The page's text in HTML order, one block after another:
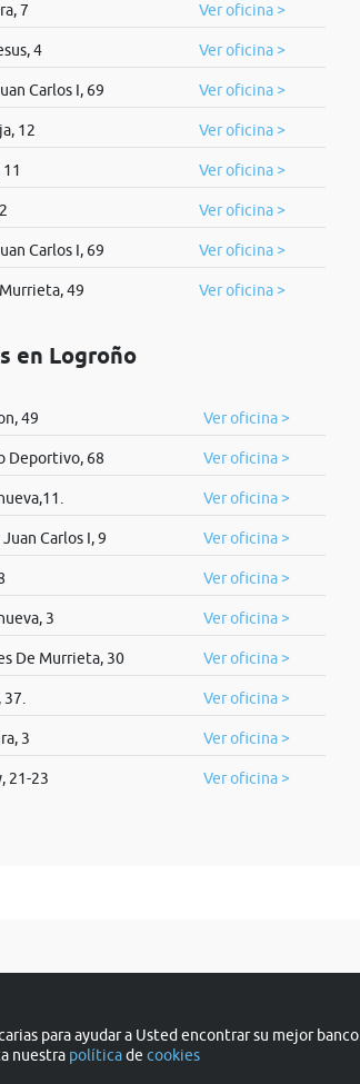
7 Ver oficina >
4 Ver oficina >
Carlos I, 69 Ver oficina >
12 Ver oficina >
Ver oficina >
Ver oficina >
Carlos I, 69 Ver oficina >
49 Ver oficina >
en Logroño
49 Ver oficina >
Deportivo, 68 Ver oficina >
Ver oficina >
Carlos I, 9 Ver oficina >
Ver oficina >
3 Ver oficina >
De Murrieta, 30 Ver oficina >
Ver oficina >
3 Ver oficina >
21-23 Ver oficina >
para ayudar a Usted encontrar su mejor banco.
nuestra políticade cookies